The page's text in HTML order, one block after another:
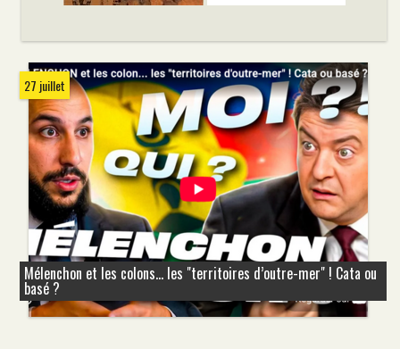
27 juillet
Mélenchon et les colons... les "territoires d’outre-mer" ! Cata ou
basé ?